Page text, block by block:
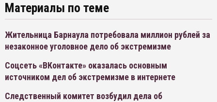
Материалы по теме
Жительница Барнаула потребовала миллион рублей за
незаконное уголовное дело об экстремизме
Соцсеть «ВКонтакте» оказалась основным
источником дел об экстремизме в интернете
Следственный комитет возбудил дела об